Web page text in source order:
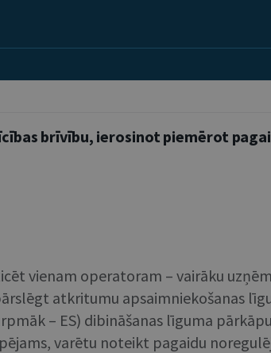
brīvību, ierosinot piemērot
vienam operatoram – vairāku
atkritumu apsaimniekošanas
– ES) dibināšanas līguma
varētu noteikt pagaidu